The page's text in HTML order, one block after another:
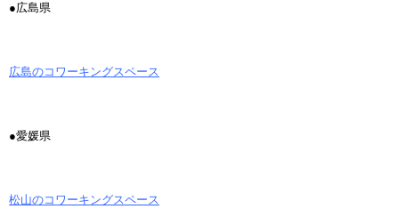
●広島県
広島のコワーキングスペース
●愛媛県
松山のコワーキングスペース